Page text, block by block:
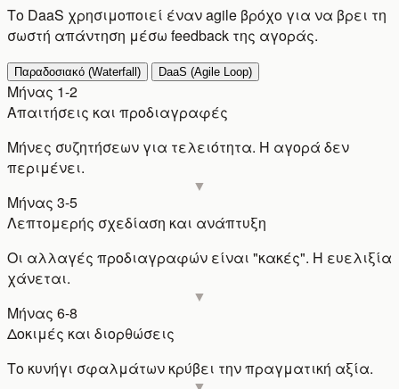
Το DaaS χρησιμοποιεί έναν agile βρόχο για να βρει τη
σωστή απάντηση μέσω feedback της αγοράς.
Παραδοσιακό (Waterfall) DaaS (Agile Loop)
Μήνας 1-2
Απαιτήσεις και προδιαγραφές
Μήνες συζητήσεων για τελειότητα. Η αγορά δεν
περιμένει.
Μήνας 3-5
Λεπτομερής σχεδίαση και ανάπτυξη
Οι αλλαγές προδιαγραφών είναι "κακές". Η ευελιξία
χάνεται.
Μήνας 6-8
Δοκιμές και διορθώσεις
Το κυνήγι σφαλμάτων κρύβει την πραγματική αξία.